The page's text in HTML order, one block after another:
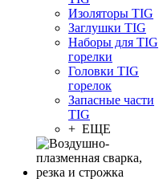
Изоляторы TIG
Заглушки TIG
Наборы для TIG
горелки
Головки TIG
горелок
Запасные части
TIG
+ ЕЩЕ